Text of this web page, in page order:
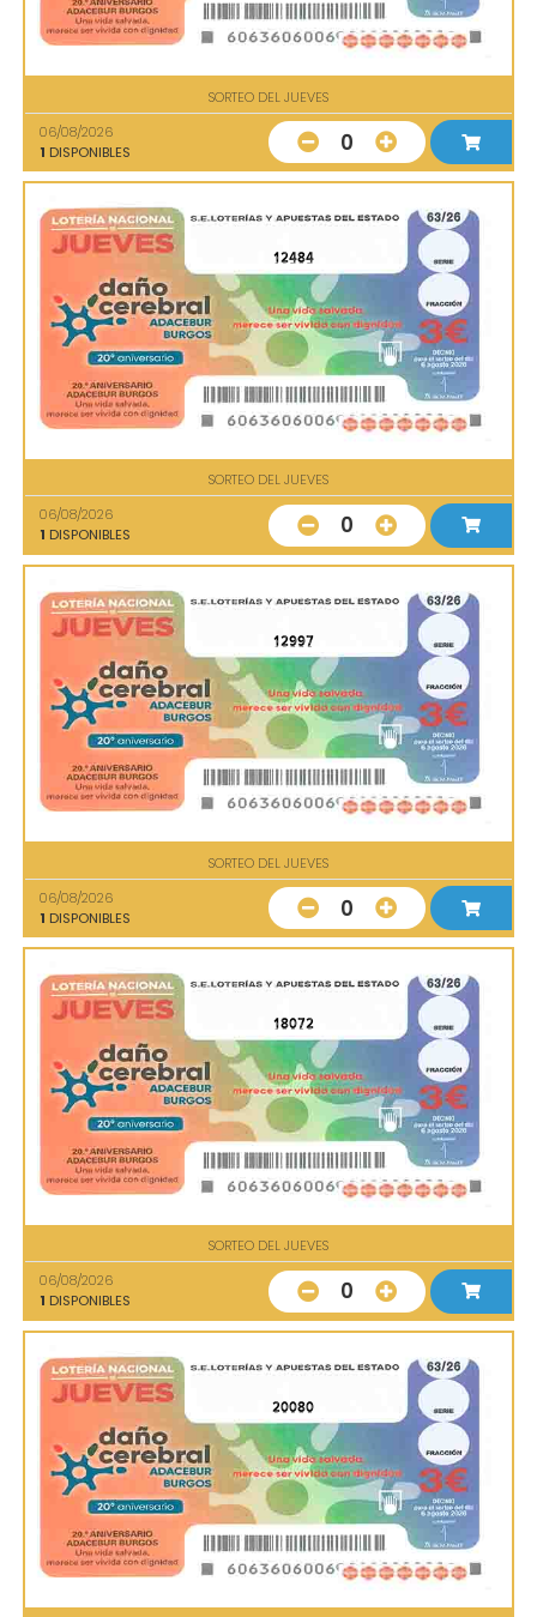
SORTEO DEL JUEVES
06/08/2026
1 DISPONIBLES 0
12484
SORTEO DEL JUEVES
06/08/2026
1 DISPONIBLES 0
12997
SORTEO DEL JUEVES
06/08/2026
1 DISPONIBLES 0
18072
SORTEO DEL JUEVES
06/08/2026
1 DISPONIBLES 0
20080